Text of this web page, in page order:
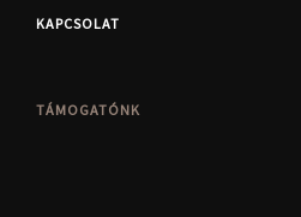
KAPCSOLAT
TÁMOGATÓNK